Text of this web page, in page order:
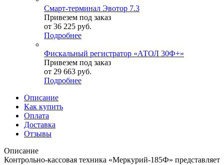
Смарт-терминал Эвотор 7.3
Привезем под заказ
от 36 225 руб.
Подробнее
Фискальный регистратор «АТОЛ 30Ф+»
Привезем под заказ
от 29 663 руб.
Подробнее
Описание
Как купить
Оплата
Доставка
Отзывы
Описание
Контрольно-кассовая техника «Меркурий-185Ф» представляет